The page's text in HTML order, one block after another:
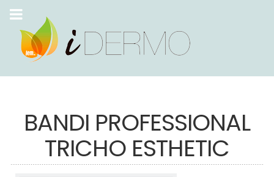
BANDI PROFESSIONAL
TRICHO ESTHETIC